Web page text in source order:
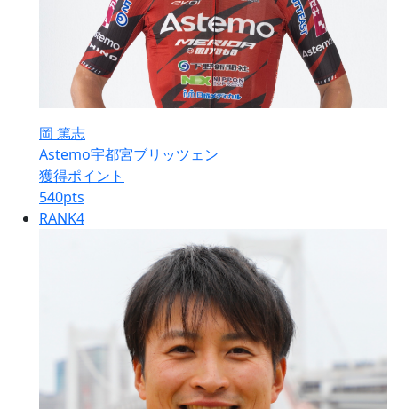
岡 篤志
Astemo宇都宮ブリッツェン
獲得ポイント
540pts
RANK4